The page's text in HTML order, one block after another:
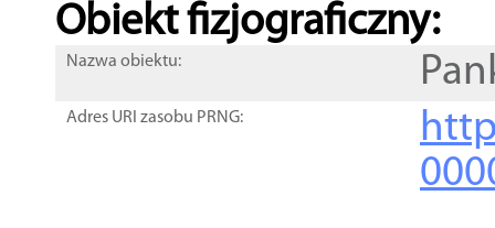
Obiekt fizjograficzny:
Nazwa obiektu:
Adres URI zasobu PRNG: